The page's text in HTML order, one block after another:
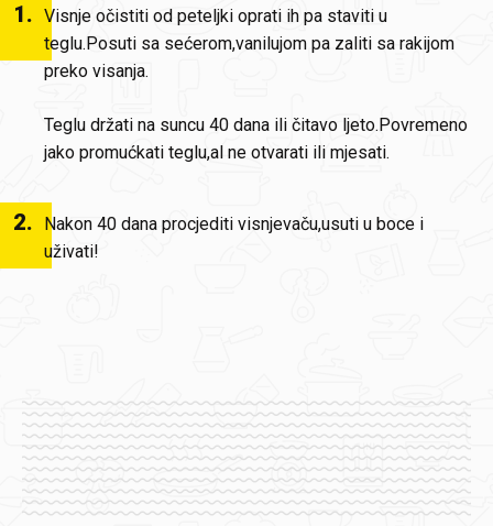
1. Visnje očistiti od peteljki oprati ih pa staviti u
teglu.Posuti sa sećerom,vanilujom pa zaliti sa rakijom
preko visanja.
Teglu držati na suncu 40 dana ili čitavo ljeto.Povremeno
jako promućkati teglu,al ne otvarati ili mjesati.
2.
Nakon 40 dana procjediti visnjevaču,usuti u boce i
uživati!